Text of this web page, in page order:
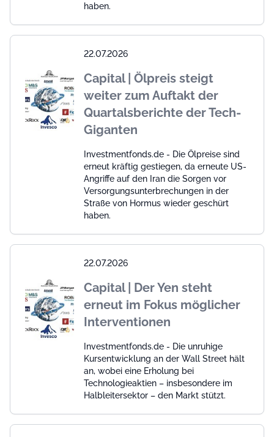
haben.
22.07.2026
Capital | Ölpreis steigt
weiter zum Auftakt der
Quartalsberichte der Tech-
Giganten
Investmentfonds.de - Die Ölpreise sind
erneut kräftig gestiegen, da erneute US-
Angriffe auf den Iran die Sorgen vor
Versorgungsunterbrechungen in der
Straße von Hormus wieder geschürt
haben.
22.07.2026
Capital | Der Yen steht
erneut im Fokus möglicher
Interventionen
Investmentfonds.de - Die unruhige
Kursentwicklung an der Wall Street hält
an, wobei eine Erholung bei
Technologieaktien – insbesondere im
Halbleitersektor – den Markt stützt.